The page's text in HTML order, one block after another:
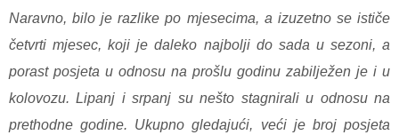
Naravno, bilo je razlike po mjesecima, a izuzetno se ističe
četvrti mjesec, koji je daleko najbolji do sada u sezoni, a
porast posjeta u odnosu na prošlu godinu zabilježen je i u
kolovozu. Lipanj i srpanj su nešto stagnirali u odnosu na
prethodne godine. Ukupno gledajući, veći je broj posjeta